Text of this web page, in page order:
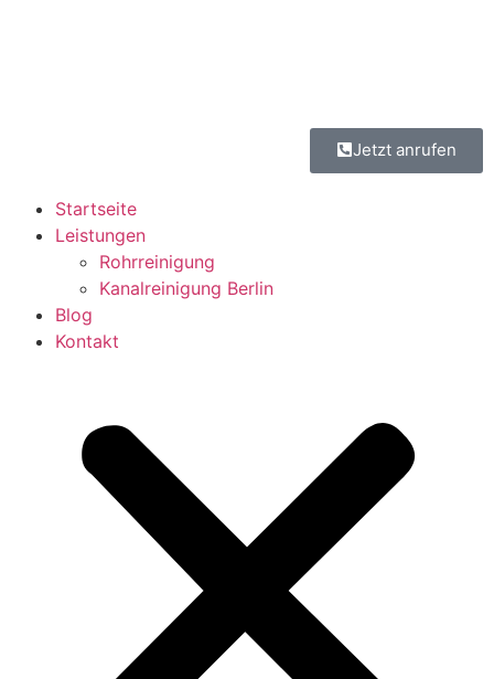
Jetzt anrufen
Startseite
Leistungen
Rohrreinigung
Kanalreinigung Berlin
Blog
Kontakt